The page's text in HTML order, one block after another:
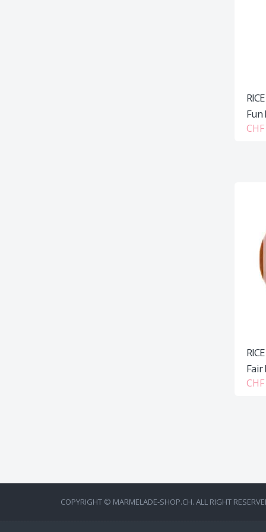
Fun
Fair
COPYRIGHT © MARMELADE-SHOP.CH. ALL RIGHT